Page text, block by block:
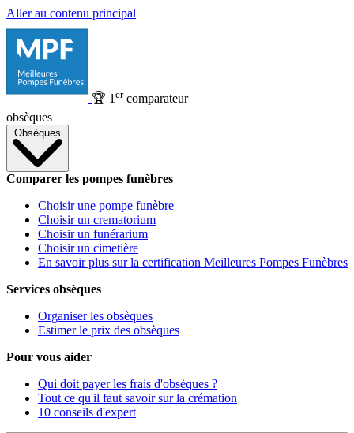
Aller au contenu principal
🏆 1 ercomparateur
obsèques
Obsèques
Comparer les pompes funèbres
Choisir une pompe funèbre
Choisir un crematorium
Choisir un funérarium
Choisir un cimetière
En savoir plus sur la certification Meilleures Pompes Funèbres
Services obsèques
Organiser les obsèques
Estimer le prix des obsèques
Pour vous aider
Qui doit payer les frais d'obsèques ?
Tout ce qu'il faut savoir sur la crémation
10 conseils d'expert